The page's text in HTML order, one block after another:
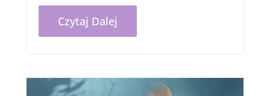
Czytaj Dalej